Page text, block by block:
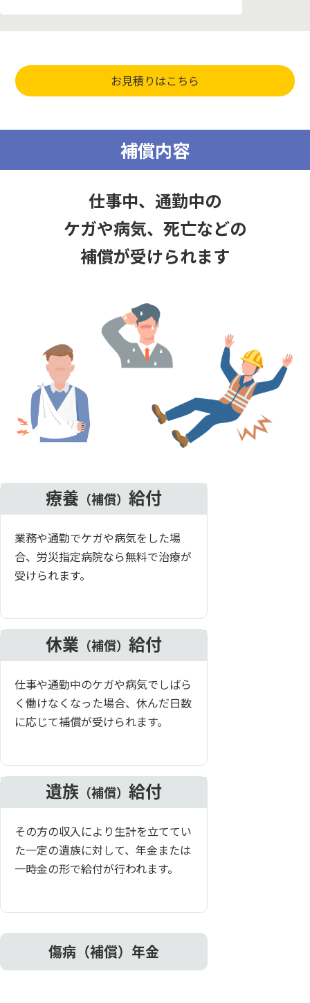
お見積りはこちら
補償内容
仕事中、通勤中の
ケガや病気、死亡などの
補償が受けられます
療養 （補償） 給付
業務や通勤でケガや病気をした場
合、労災指定病院なら無料で治療が
受けられます。
休業 （補償） 給付
仕事や通勤中のケガや病気でしばら
く働けなくなった場合、休んだ日数
に応じて補償が受けられます。
遺族 （補償） 給付
その方の収入により生計を立ててい
た一定の遺族に対して、年金または
一時金の形で給付が行われます。
傷病（補償）年金